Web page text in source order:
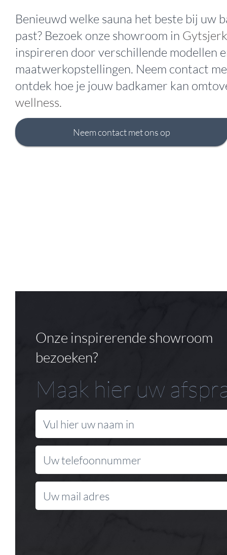
Benieuwd welke sauna het beste bij uw
past? Bezoek onze showroom in Gytsjerk
inspireren door verschillende modellen
maatwerkopstellingen. Neem contact
ontdek hoe je jouw badkamer kan
wellness.
Neem contact met ons op
Onze inspirerende showroom
bezoeken?
Maak hier uw